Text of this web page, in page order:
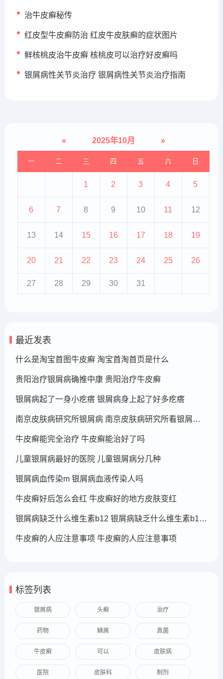
治牛皮癣秘传
红皮型牛皮癣防治 红皮牛皮肤癣的症状图片
鲜核桃皮治牛皮癣 核桃皮可以治疗好皮癣吗
银屑病性关节炎治疗 银屑病性关节炎治疗指南
« 2025年10月 »
一 二 三 四 五 六 日
1 2 3 4 5
6 7 8 9 10 11 12
13 14 15 16 17 18 19
20 21 22 23 24 25 26
27 28 29 30 31
最近发表
什么是淘宝首图牛皮癣 淘宝首淘首页是什么
贵阳治疗银屑病确推中康 贵阳治疗牛皮癣
银屑病起了一身小疙瘩 银屑病身上起了好多疙瘩
南京皮肤病研究所银屑病 南京皮肤病研究所看银屑病哪个医生厉害
牛皮癣能完全治疗 牛皮癣能治好了吗
儿童银屑病最好的医院 儿童银屑病分几种
银屑病血传染m 银屑病血液传染人吗
牛皮癣好后怎么会红 牛皮癣好的地方皮肤变红
银屑病缺乏什么维生素b12 银屑病缺乏什么维生素b12可以补充
牛皮癣的人应注意事项 牛皮癣的人应注意事项
标签列表
银屑病 头癣 治疗
药物 鳞屑 真菌
牛皮癣 可以 皮肤病
医院 皮肤科 制剂